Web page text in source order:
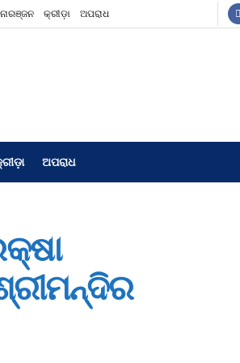
କ୍ରୀଡ଼ା ଅପରାଧ
ଅପରାଧ